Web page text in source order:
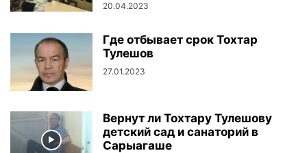
20.04.2023
Где отбывает срок Тохтар
Тулешов
27.01.2023
Вернут ли Тохтару Тулешову
детский сад и санаторий в
Сарыагаше